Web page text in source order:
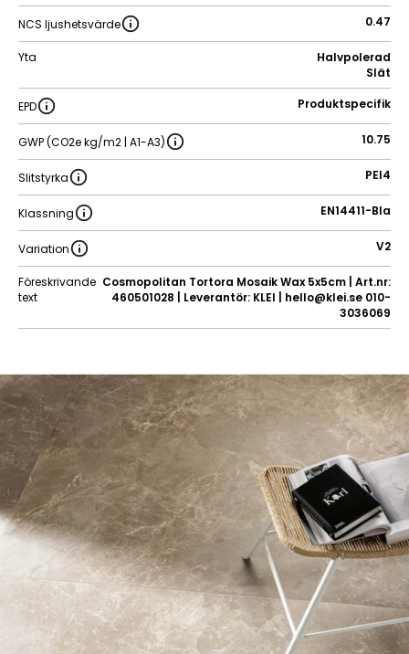
NCS ljushetsvärde 0.47
Yta
Halvpolerad
Slät
EPD Produktspecifik
GWP (CO2e kg/m2 | A1-A3) 10.75
Slitstyrka PEI4
Klassning EN14411-BIa
Variation V2
Föreskrivande
text
Cosmopolitan Tortora Mosaik Wax 5x5cm | Art.nr:
460501028 | Leverantör: KLEI | hello@klei.se 010-
3036069